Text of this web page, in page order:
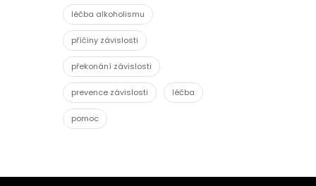
léčba alkoholismu
příčiny závislosti
překonání závislosti
prevence závislosti léčba
pomoc